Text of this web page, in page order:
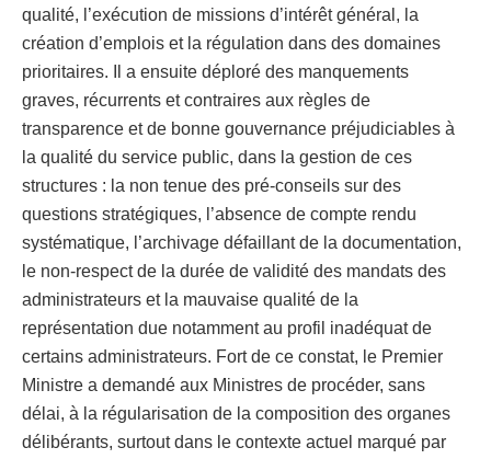
qualité, l’exécution de missions d’intérêt général, la
création d’emplois et la régulation dans des domaines
prioritaires. Il a ensuite déploré des manquements
graves, récurrents et contraires aux règles de
transparence et de bonne gouvernance préjudiciables à
la qualité du service public, dans la gestion de ces
structures : la non tenue des pré-conseils sur des
questions stratégiques, l’absence de compte rendu
systématique, l’archivage défaillant de la documentation,
le non-respect de la durée de validité des mandats des
administrateurs et la mauvaise qualité de la
représentation due notamment au profil inadéquat de
certains administrateurs. Fort de ce constat, le Premier
Ministre a demandé aux Ministres de procéder, sans
délai, à la régularisation de la composition des organes
délibérants, surtout dans le contexte actuel marqué par